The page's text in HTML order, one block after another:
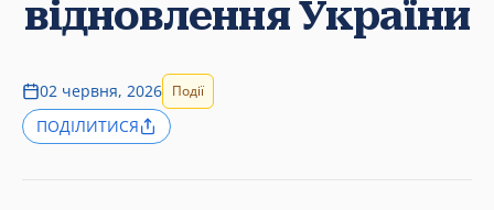
відновлення України
02 червня, 2026 Події
ПОДІЛИТИСЯ